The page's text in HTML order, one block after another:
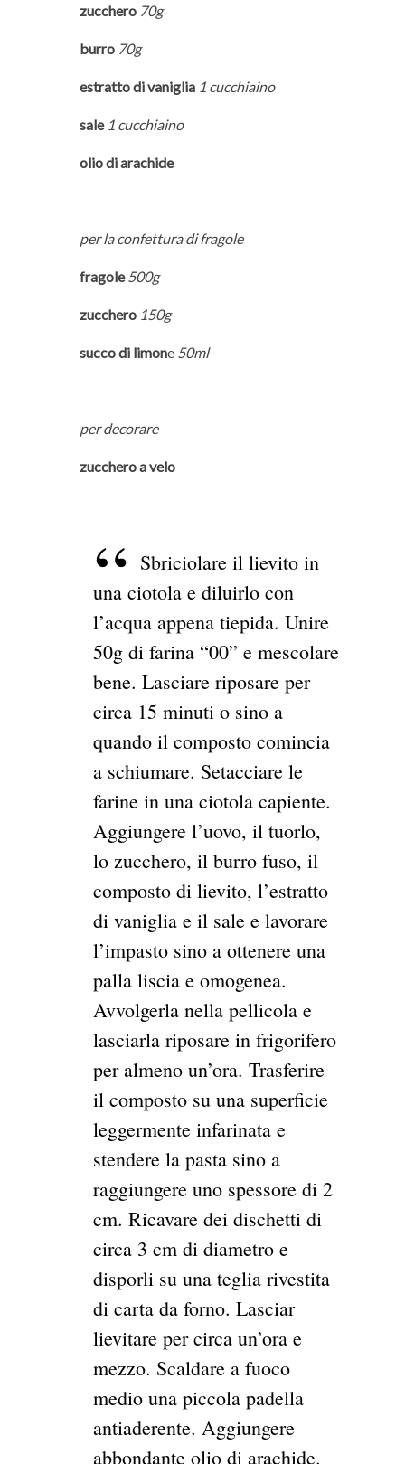
zucchero 70g
burro 70g
estratto di vaniglia 1 cucchiaino
sale 1 cucchiaino
olio di arachide
per la confettura di fragole
fragole 500g
zucchero 150g
succo di limone 50ml
per decorare
zucchero a velo
Sbriciolare il lievito in
una ciotola e diluirlo con
l’acqua appena tiepida. Unire
50g di farina “00” e mescolare
bene. Lasciare riposare per
circa 15 minuti o sino a
quando il composto comincia
a schiumare. Setacciare le
farine in una ciotola capiente.
Aggiungere l’uovo, il tuorlo,
lo zucchero, il burro fuso, il
composto di lievito, l’estratto
di vaniglia e il sale e lavorare
l’impasto sino a ottenere una
palla liscia e omogenea.
Avvolgerla nella pellicola e
lasciarla riposare in frigorifero
per almeno un’ora. Trasferire
il composto su una superficie
leggermente infarinata e
stendere la pasta sino a
raggiungere uno spessore di 2
cm. Ricavare dei dischetti di
circa 3 cm di diametro e
disporli su una teglia rivestita
di carta da forno. Lasciar
lievitare per circa un’ora e
mezzo. Scaldare a fuoco
medio una piccola padella
antiaderente. Aggiungere
abbondante olio di arachide.